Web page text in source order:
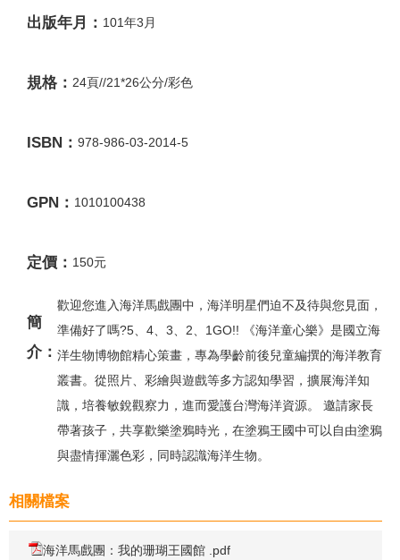
出版年月： 101年3月
規格： 24頁//21*26公分/彩色
ISBN： 978-986-03-2014-5
GPN： 1010100438
定價： 150元
簡
介：
歡迎您進入海洋馬戲團中，海洋明星們迫不及待與您見面，
準備好了嗎?5、4、3、2、1GO!! 《海洋童心樂》是國立海
洋生物博物館精心策畫，專為學齡前後兒童編撰的海洋教育
叢書。從照片、彩繪與遊戲等多方認知學習，擴展海洋知
識，培養敏銳觀察力，進而愛護台灣海洋資源。 邀請家長
帶著孩子，共享歡樂塗鴉時光，在塗鴉王國中可以自由塗鴉
與盡情揮灑色彩，同時認識海洋生物。
相關檔案
海洋馬戲團：我的珊瑚王國館 .pdf